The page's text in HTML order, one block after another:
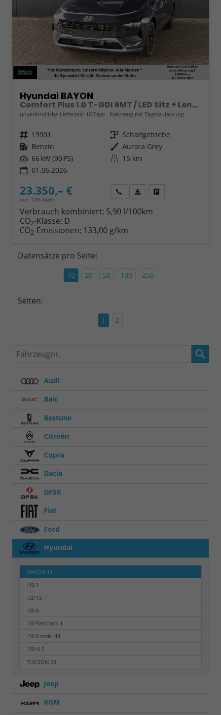
Hyundai BAYON
Comfort Plus 1.0 T-GDI 6MT / LED Sitz + Lenkradheizung Navi Tempomat Alu 16"
unverbindliche Lieferzeit: 10 Tage Fahrzeug mit Tageszulassung
Fahrzeugnr. 19901 Getriebe Schaltgetriebe
Kraftstoff Benzin Außenfarbe Aurora Grey
Leistung 66 kW (90 PS) Kilometerstand 15 km
01.06.2026
23.350,– €
incl. 19% MwSt.
Wir rufen Sie anFahrzeugexposé (PDF)
Verbrauch kombiniert: 5,90 l/100km
CO2-Klasse: D
CO2-Emissionen: 133,00 g/km
Datensätze pro Seite:
10 20 50 100 250
Seiten:
1 2
Fahrzeugnr.
Audi
Baic
Bestune
Citroën
Cupra
Dacia
DFSK
Fiat
Ford
Hyundai
BAYON 11
i10 1
i20 12
i30 6
i30 Fastback 1
i30 Kombi 44
i30 N 2
TUCSON 53
Jeep
KGM